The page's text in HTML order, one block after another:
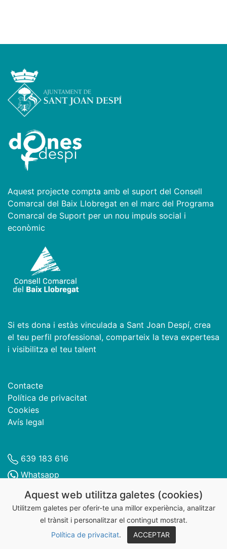
Aquest web utilitza galetes (cookies)
Utilitzem galetes per oferir-te una millor experiència, analitzar
el trànsit i personalitzar el contingut mostrat.
Política de privacitat. ACCEPTAR
Aquest projecte compta amb el suport del Consell
Comarcal del Baix Llobregat en el marc del Programa
Comarcal de Suport per un nou impuls social i
econòmic
Si ets dona i estàs vinculada a Sant Joan Despí, crea
el teu perfil professional, comparteix la teva expertesa
i visibilitza el teu talent
Contacte
Política de privacitat
Cookies
Avís legal
639 183 616
Whatsapp
Dones Despí
@donesdespi
@DonesDespi